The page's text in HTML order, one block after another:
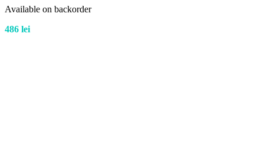
Available on backorder
486 lei